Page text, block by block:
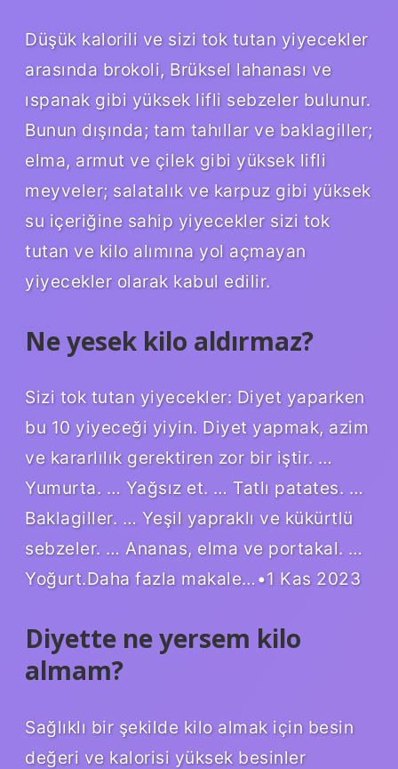
Düşük kalorili ve sizi tok tutan yiyecekler
arasında brokoli, Brüksel lahanası ve
ıspanak gibi yüksek lifli sebzeler bulunur.
Bunun dışında; tam tahıllar ve baklagiller;
elma, armut ve çilek gibi yüksek lifli
meyveler; salatalık ve karpuz gibi yüksek
su içeriğine sahip yiyecekler sizi tok
tutan ve kilo alımına yol açmayan
yiyecekler olarak kabul edilir.
Ne yesek kilo aldırmaz?
Sizi tok tutan yiyecekler: Diyet yaparken
bu 10 yiyeceği yiyin. Diyet yapmak, azim
ve kararlılık gerektiren zor bir iştir. …
Yumurta. … Yağsız et. … Tatlı patates. …
Baklagiller. … Yeşil yapraklı ve kükürtlü
sebzeler. … Ananas, elma ve portakal. …
Yoğurt.Daha fazla makale…•1 Kas 2023
Diyette ne yersem kilo
almam?
Sağlıklı bir şekilde kilo almak için besin
değeri ve kalorisi yüksek besinler